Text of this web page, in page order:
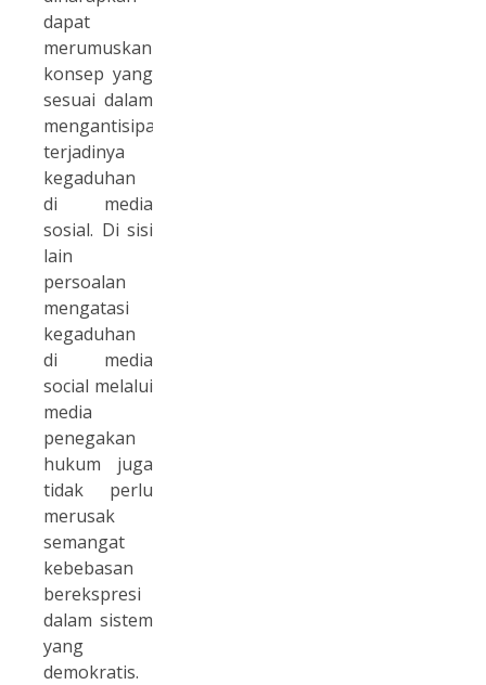
dapat
merumuskan
konsep yang
sesuai dalam
mengantisipasi
terjadinya
kegaduhan
di media
sosial. Di sisi
lain
persoalan
mengatasi
kegaduhan
di media
social melalui
media
penegakan
hukum juga
tidak perlu
merusak
semangat
kebebasan
berekspresi
dalam sistem
yang
demokratis.